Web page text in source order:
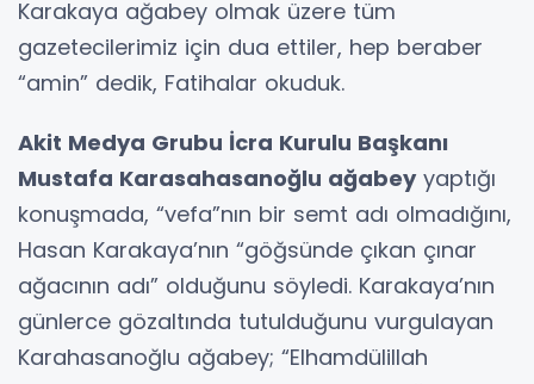
Karakaya ağabey olmak üzere tüm
gazetecilerimiz için dua ettiler, hep beraber
“amin” dedik, Fatihalar okuduk.
Akit Medya Grubu İcra Kurulu Başkanı
Mustafa Karasahasanoğlu ağabeyyaptığı
konuşmada, “vefa”nın bir semt adı olmadığını,
Hasan Karakaya’nın “göğsünde çıkan çınar
ağacının adı” olduğunu söyledi. Karakaya’nın
günlerce gözaltında tutulduğunu vurgulayan
Karahasanoğlu ağabey; “Elhamdülillah